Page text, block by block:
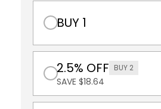
BUY 1
2.5% OFF BUY 2
SAVE $18.64